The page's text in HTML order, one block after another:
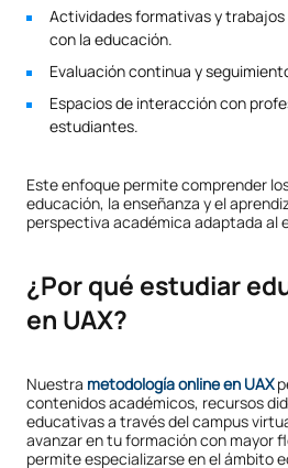
Actividades formativas y
con la educación.
Evaluación continua y
Espacios de interacción con
estudiantes.
Este enfoque permite comprender
educación, la enseñanza y el
perspectiva académica adaptada al
¿Por qué estudiar
en UAX?
Nuestra metodología online en UAX
contenidos académicos, recursos
educativas a través del campus
avanzar en tu formación con mayor
permite especializarse en el ámbito